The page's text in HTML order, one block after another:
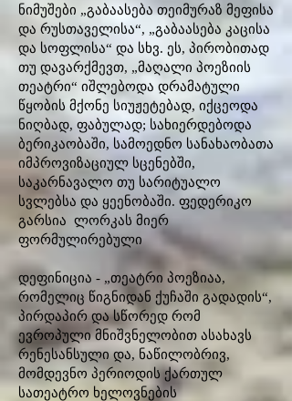
ნიმუშები „გაბაასება თეიმურაზ მეფისა
და რუსთაველისა“, „გაბაასება კაცისა
და სოფლისა“ და სხვ. ეს, პირობითად
თუ დავარქმევთ, „მაღალი პოეზიის
თეატრი“ იშლებოდა დრამატული
წყობის მქონე სიუჟეტებად, იქცეოდა
ნიღბად, ფაბულად; სახიერდებოდა
ბერიკაობაში, სამოედნო სანახაობათა
იმპროვიზაციულ სცენებში,
საკარნავალო თუ სარიტუალო
სვლებსა და ყეენობაში. ფედერიკო
გარსია ლორკას მიერ
ფორმულირებული
დეფინიცია - „თეატრი პოეზიაა,
რომელიც წიგნიდან ქუჩაში გადადის“,
პირდაპირ და სწორედ რომ
ევროპული მნიშვნელობით ასახავს
რენესანსული და, ნაწილობრივ,
მომდევნო პერიოდის ქართულ
სათეატრო ხელოვნების